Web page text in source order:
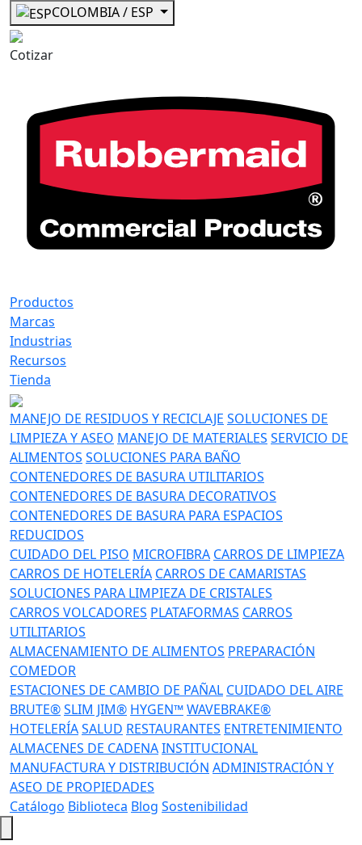
COLOMBIA / ESP
Cotizar
Productos
Marcas
Industrias
Recursos
Tienda
MANEJO DE RESIDUOS Y RECICLAJE SOLUCIONES DE
LIMPIEZA Y ASEO MANEJO DE MATERIALES SERVICIO DE
ALIMENTOS SOLUCIONES PARA BAÑO
CONTENEDORES DE BASURA UTILITARIOS
CONTENEDORES DE BASURA DECORATIVOS
CONTENEDORES DE BASURA PARA ESPACIOS
REDUCIDOS
CUIDADO DEL PISO MICROFIBRA CARROS DE LIMPIEZA
CARROS DE HOTELERÍA CARROS DE CAMARISTAS
SOLUCIONES PARA LIMPIEZA DE CRISTALES
CARROS VOLCADORES PLATAFORMAS CARROS
UTILITARIOS
ALMACENAMIENTO DE ALIMENTOS PREPARACIÓN
COMEDOR
ESTACIONES DE CAMBIO DE PAÑAL CUIDADO DEL AIRE
BRUTE®SLIM JIM® HYGEN™WAVEBRAKE®
HOTELERÍASALUD RESTAURANTES ENTRETENIMIENTO
ALMACENES DE CADENAINSTITUCIONAL
MANUFACTURA Y DISTRIBUCIÓN ADMINISTRACIÓN Y
ASEO DE PROPIEDADES
Catálogo Biblioteca Blog Sostenibilidad